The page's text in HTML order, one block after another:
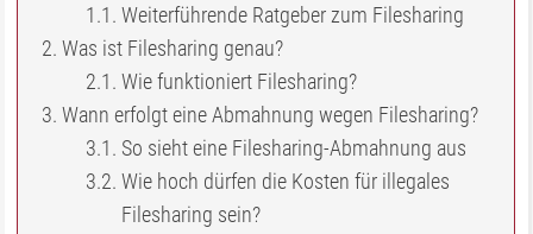
Weiterführende Ratgeber zum Filesharing
Was ist Filesharing genau?
Wie funktioniert Filesharing?
Wann erfolgt eine Abmahnung wegen Filesharing?
So sieht eine Filesharing-Abmahnung aus
Wie hoch dürfen die Kosten für illegales
Filesharing sein?